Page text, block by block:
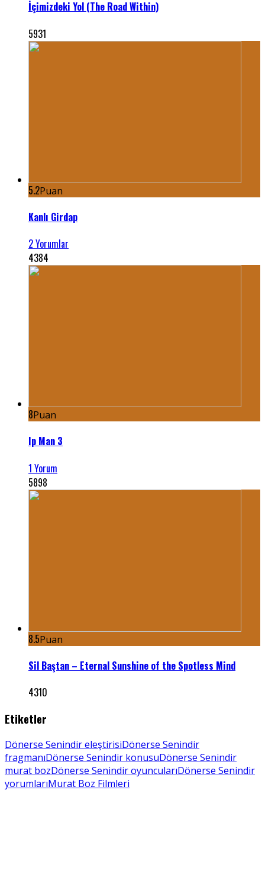
İçimizdeki Yol (The Road Within)
5931
5.2Puan
Kanlı Girdap
2 Yorumlar
4384
8Puan
Ip Man 3
1 Yorum
5898
8.5Puan
Sil Baştan – Eternal Sunshine of the Spotless Mind
4310
Etiketler
Dönerse Senindir eleştirisiDönerse Senindir
fragmanıDönerse Senindir konusuDönerse Senindir
murat bozDönerse Senindir oyuncularıDönerse Senindir
yorumlarıMurat Boz Filmleri